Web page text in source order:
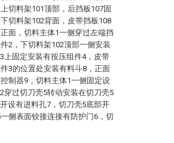
切料架101顶部，后挡板107固
切料架102背面，皮带挡板108
面，切料主体1一侧穿过左端挡
2，下切料架102顶部一侧安装
上固定安装有按压组件4，皮带
3的位置处安装有料斗8，正面
制器9，切料主体1一侧固定设
穿过切刀壳5转动安装在切刀壳5
设有进料孔7，切刀壳5底部开
侧表面铰接连接有防护门6，切